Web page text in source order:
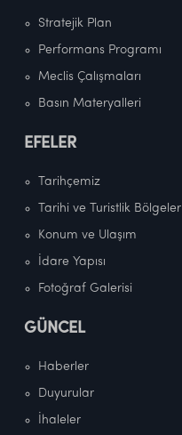
Stratejik Plan
Performans Programı
Meclis Çalışmaları
Basın Materyalleri
EFELER
Tarihçemiz
Tarihi ve Turistlik Bölgeler
Konum ve Ulaşım
İdare Yapısı
Fotoğraf Galerisi
GÜNCEL
Haberler
Duyurular
İhaleler